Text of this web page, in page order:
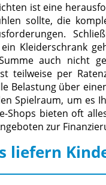
ist eine
sollte, die
Kleiderschrank
auch nicht
teilweise per
Belastung über
Spielraum, um es
Shops bieten oft
zur
liefern